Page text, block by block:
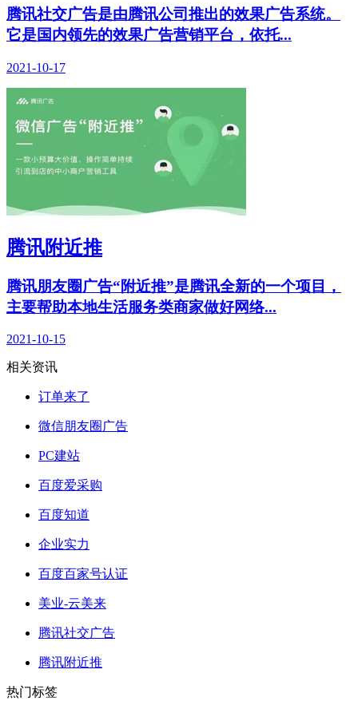
腾讯社交广告是由腾讯公司推出的效果广告系统。
它是国内领先的效果广告营销平台，依托...
2021-10-17
腾讯附近推
腾讯朋友圈广告“附近推”是腾讯全新的一个项目，
主要帮助本地生活服务类商家做好网络...
2021-10-15
相关资讯
订单来了
微信朋友圈广告
PC建站
百度爱采购
百度知道
企业实力
百度百家号认证
美业-云美来
腾讯社交广告
腾讯附近推
热门标签